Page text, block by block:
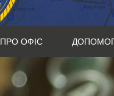
ПРО ОФІС